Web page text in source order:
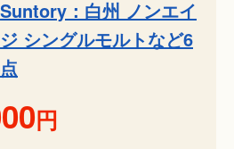
Suntory：白州 ノンエイ
ジ シングルモルトなど6
点
円